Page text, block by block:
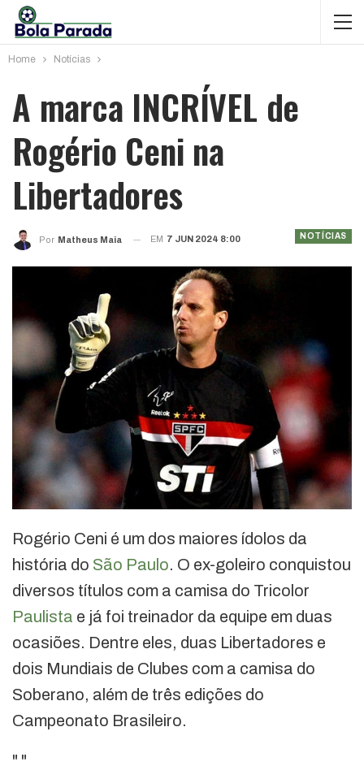
Home Notícias
A marca INCRÍVEL de
Rogério Ceni na
Libertadores
NOTÍCIAS
Por Matheus Maia EM 7 JUN 2024 8:00
Rogério Ceni é um dos maiores ídolos da
história do São Paulo. O ex-goleiro conquistou
diversos títulos com a camisa do Tricolor
Paulista e já foi treinador da equipe em duas
ocasiões. Dentre eles, duas Libertadores e
dois Mundiais de Clubes com a camisa do
Soberano, além de três edições do
Campeonato Brasileiro.
" "